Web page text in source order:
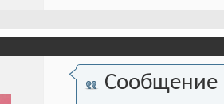
Сообщение